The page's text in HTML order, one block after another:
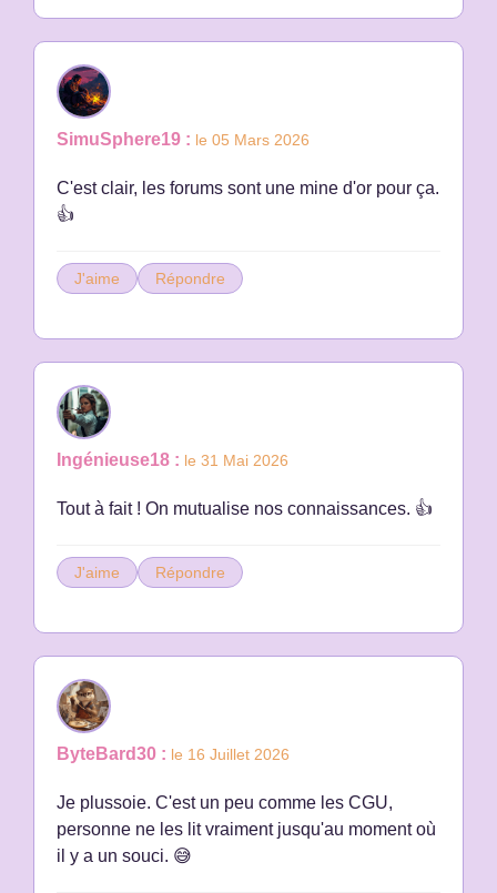
SimuSphere19 : le 05 Mars 2026
C'est clair, les forums sont une mine d'or pour ça.
👍
J'aime Répondre
Ingénieuse18 : le 31 Mai 2026
Tout à fait ! On mutualise nos connaissances. 👍
J'aime Répondre
ByteBard30 : le 16 Juillet 2026
Je plussoie. C'est un peu comme les CGU,
personne ne les lit vraiment jusqu'au moment où
il y a un souci. 😅